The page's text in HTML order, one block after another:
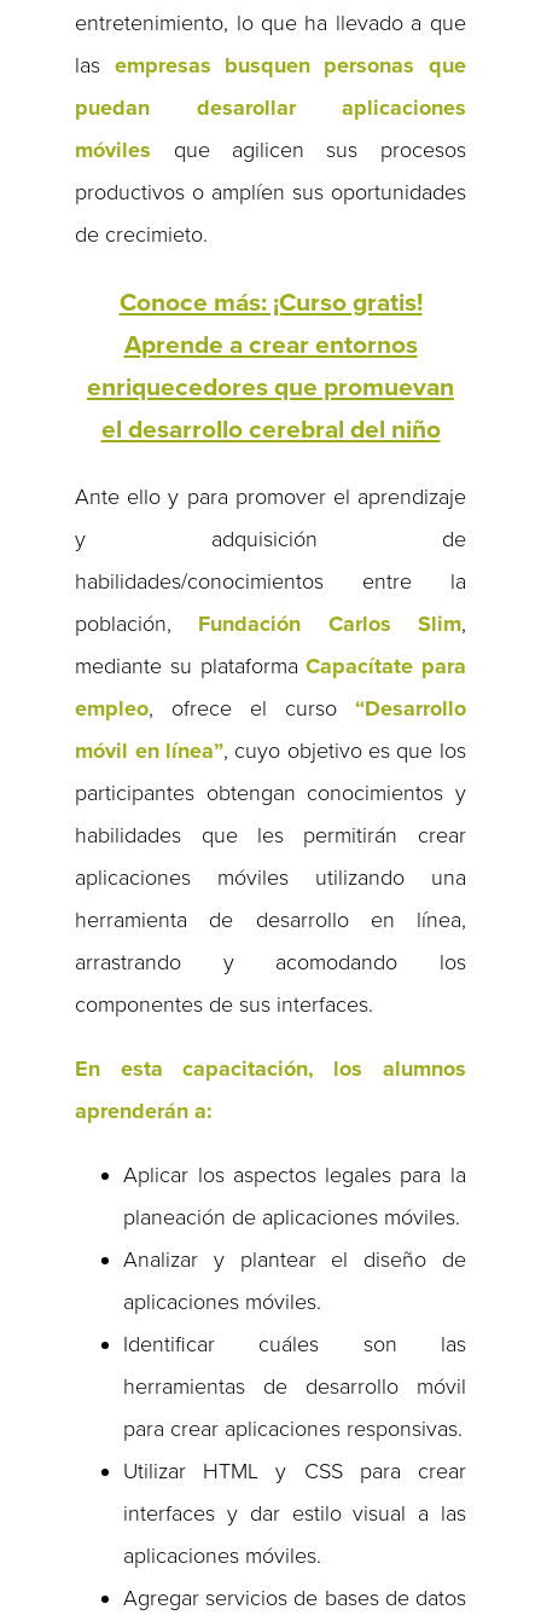
entretenimiento, lo que ha llevado a que
las empresas busquen personas que
puedan desarollar aplicaciones
móviles que agilicen sus procesos
productivos o amplíen sus oportunidades
de crecimieto.
Conoce más: ¡Curso gratis!
Aprende a crear entornos
enriquecedores que promuevan
el desarrollo cerebral del niño
Ante ello y para promover el aprendizaje
y adquisición de
habilidades/conocimientos entre la
población, Fundación Carlos Slim,
mediante su plataformaCapacítate para
empleo, ofrece el curso “Desarrollo
móvil en línea”, cuyo objetivo es que los
participantes obtengan conocimientos y
habilidades que les permitirán crear
aplicaciones móviles utilizando una
herramienta de desarrollo en línea,
arrastrando y acomodando los
componentes de sus interfaces.
En esta capacitación, los alumnos
aprenderán a:
Aplicar los aspectos legales para la
planeación de aplicaciones móviles.
Analizar y plantear el diseño de
aplicaciones móviles.
Identificar cuáles son las
herramientas de desarrollo móvil
para crear aplicaciones responsivas.
Utilizar HTML y CSS para crear
interfaces y dar estilo visual a las
aplicaciones móviles.
Agregar servicios de bases de datos